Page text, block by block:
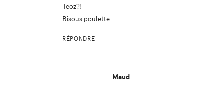
Teoz?!
Bisous poulette
RÉPONDRE
Maud